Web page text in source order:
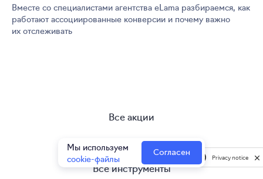
Вместе со специалистами агентства eLama разбираемся, как
работают ассоциированные конверсии и почему важно
их отслеживать
Все акции
Агентствам и фрилансерам
Все инструменты
Мы используем
cookie-файлы
Согласен Privacy notice